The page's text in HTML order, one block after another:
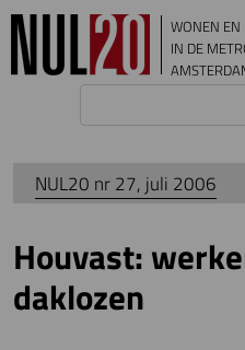
Overslaan en naar de inhoud gaan
WONEN EN
IN DE
NUL20 nr 27, juli 2006
Houvast:
daklozen